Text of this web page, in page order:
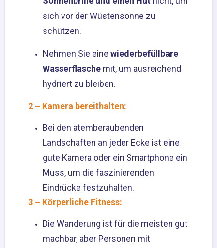
sich vor der Wüstensonne zu
schützen.
Nehmen Sie eine wiederbefüllbare
Wasserflasche mit, um ausreichend
hydriert zu bleiben.
2 – Kamera bereithalten:
Bei den atemberaubenden
Landschaften an jeder Ecke ist eine
gute Kamera oder ein Smartphone ein
Muss, um die faszinierenden
Eindrücke festzuhalten.
3 – Körperliche Fitness:
Die Wanderung ist für die meisten gut
machbar, aber Personen mit